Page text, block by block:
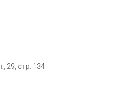
29, стр. 134